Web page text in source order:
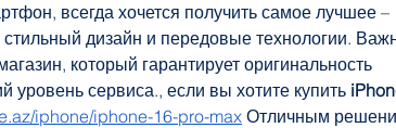
всегда хочется получить самое лучшее –
дизайн и передовые технологии.
который гарантирует оригинальность
уровень сервиса., если вы хотите купить
iphone/iphone-16-pro-max Отличным